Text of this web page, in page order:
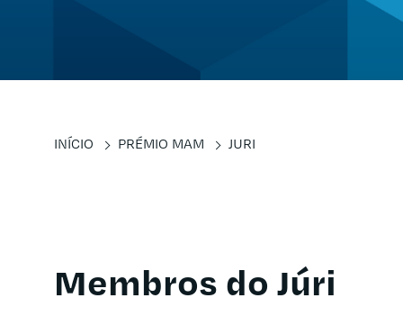
INÍCIO PRÉMIO MAM JURI
Membros do Júri